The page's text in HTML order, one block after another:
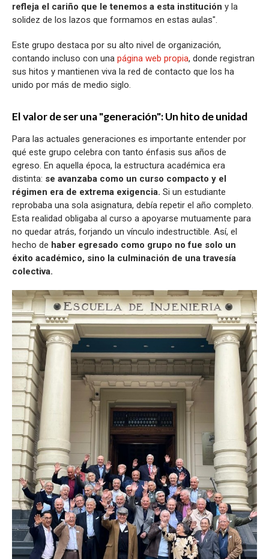
refleja el cariño que le tenemos a esta institución y la
solidez de los lazos que formamos en estas aulas".
Este grupo destaca por su alto nivel de organización,
contando incluso con una página web propia, donde registran
sus hitos y mantienen viva la red de contacto que los ha
unido por más de medio siglo.
El valor de ser una "generación": Un hito de unidad
Para las actuales generaciones es importante entender por
qué este grupo celebra con tanto énfasis sus años de
egreso. En aquella época, la estructura académica era
distinta: se avanzaba como un curso compacto y el
régimen era de extrema exigencia. Si un estudiante
reprobaba una sola asignatura, debía repetir el año completo.
Esta realidad obligaba al curso a apoyarse mutuamente para
no quedar atrás, forjando un vínculo indestructible. Así, el
hecho de haber egresado como grupo no fue solo un
éxito académico, sino la culminación de una travesía
colectiva.